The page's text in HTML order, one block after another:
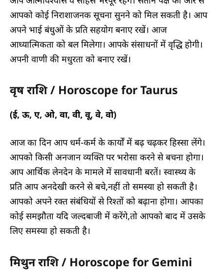
आपको कोई निराशाजनक सूचना सुनने को मिल सकती है। आप
अपने भाई बंधुओं के प्रति सहयोग बनाए रखें। आज
आध्यात्मिकता को बल मिलेगा। आपके संसाधनों में वृद्धि होगी।
अपनी वाणी की मधुरता को बनाए रखें।
वृष राशि / Horoscope for Taurus
(ई, ऊ, ए, ओ, वा, वी, वू, वे, वो)
आज का दिन आप धर्म-कर्म के कार्यों में बढ़ चढ़कर हिस्सा लेंगे।
आपको किसी अनजान व्यक्ति पर भरोसा करने से बचना होगा।
आप आर्थिक लेनदेन के मामले में सावधानी बरतें। स्वास्थ्य के
प्रति आप अनदेखी करने से बचे,नहीं तो समस्या हो सकती है।
आपको अपने रक्त संबंधियों से रिश्तों को बढ़ाना होगा। आपका
कोई समझौता यदि जल्दबाजी में करेंगे,तो आपको बाद में उसके
लिए समस्या हो सकती है।
मिथुन राशि / Horoscope for Gemini